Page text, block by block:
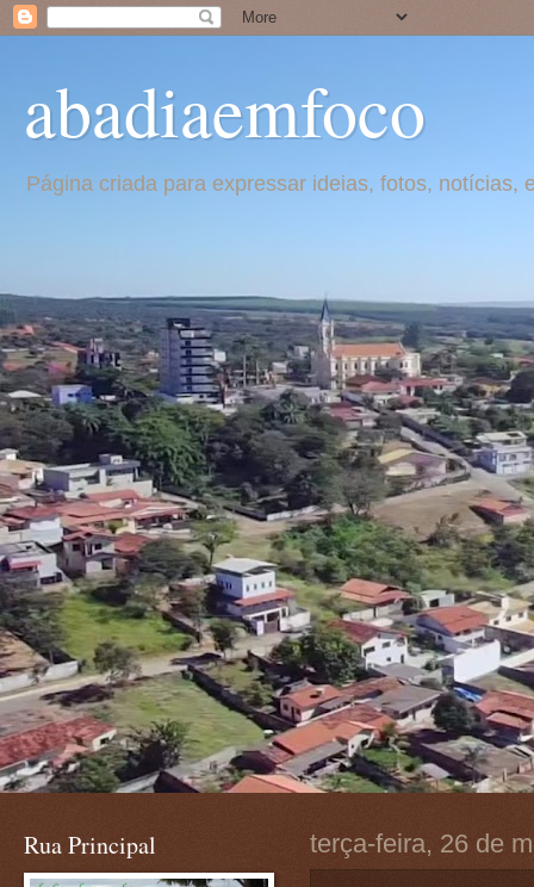
abadiaemfoco
Página criada para expressar ideias, fotos,
terça-feira, 26 de
Rua Principal